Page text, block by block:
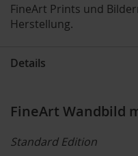
FineArt Prints und
Herstellung.
Details
FineArt Wandbild
Standard Edition